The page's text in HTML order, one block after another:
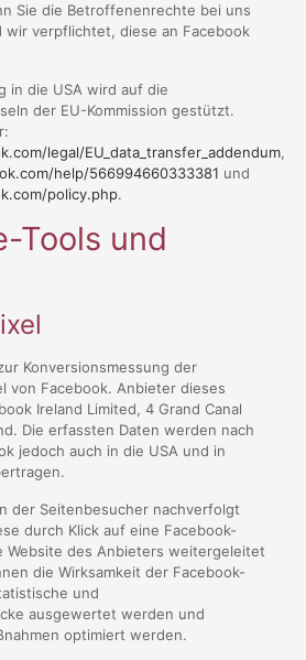
Sie die Betroffenenrechte bei uns
wir verpflichtet, diese an Facebook
in die USA wird auf die
der EU-Kommission gestützt.
legal/EU_data_transfer_addendum,
help/566994660333381 und
policy.php.
Tools und
Konversionsmessung der
von Facebook. Anbieter dieses
Ireland Limited, 4 Grand Canal
Die erfassten Daten werden nach
jedoch auch in die USA und in
der Seitenbesucher nachverfolgt
durch Klick auf eine Facebook-
Website des Anbieters weitergeleitet
die Wirksamkeit der Facebook-
und
ausgewertet werden und
optimiert werden.